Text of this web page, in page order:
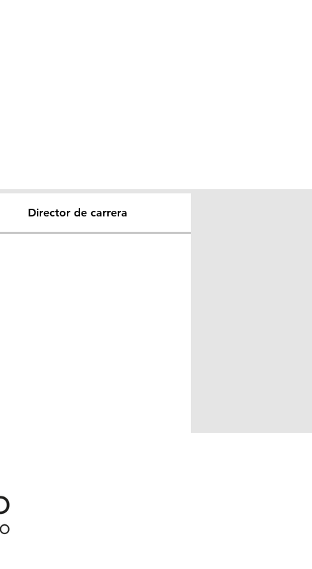
Director de carrera